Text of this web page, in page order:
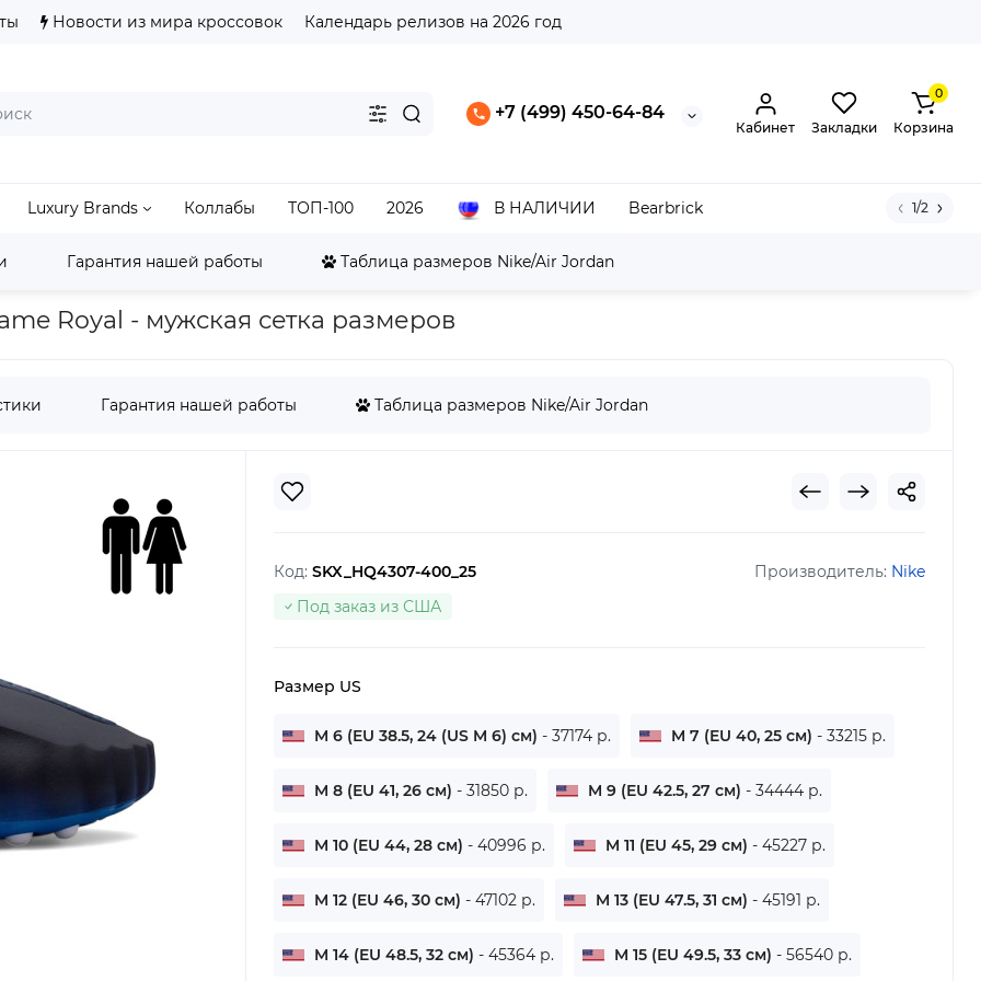
Новости из мира кроссовок Календарь релизов на 2026 год
+7 (499) 450-64-84
Кабинет Закладки
0
Корзина
Luxury Brands Коллабы ТОП-100 2026 В НАЛИЧИИ Bearbrick 1/2
Гарантия нашей работы Таблица размеров Nike/Air Jordan
Nike Mind 001 Slide Blackened Blue Game Royal
Royal - мужская сетка размеров
Гарантия нашей работы Таблица размеров Nike/Air Jordan
Код: SKX_HQ4307-400_25 Производитель: Nike
Под заказ из США
Размер US
M 6 (EU 38.5, 24 (US M 6) см) - 37174 р. M 7 (EU 40, 25 см) - 33215 р.
M 8 (EU 41, 26 см) - 31850 р. M 9 (EU 42.5, 27 см) - 34444 р.
M 10 (EU 44, 28 см) - 40996 р. M 11 (EU 45, 29 см) - 45227 р.
M 12 (EU 46, 30 см) - 47102 р. M 13 (EU 47.5, 31 см) - 45191 р.
M 14 (EU 48.5, 32 см) - 45364 р. M 15 (EU 49.5, 33 см) - 56540 р.